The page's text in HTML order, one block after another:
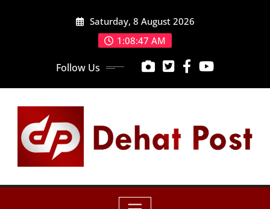
Saturday, 8 August 2026
1:08:49 AM
Follow Us